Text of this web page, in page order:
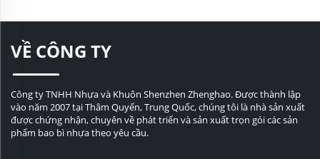
VỀ CÔNG TY
Công ty TNHH Nhựa và Khuôn Shenzhen Zhenghao. Được thành lập
vào năm 2007 tại Thâm Quyến, Trung Quốc, chúng tôi là nhà sản xuất
được chứng nhận, chuyên về phát triển và sản xuất trọn gói các sản
phẩm bao bì nhựa theo yêu cầu.